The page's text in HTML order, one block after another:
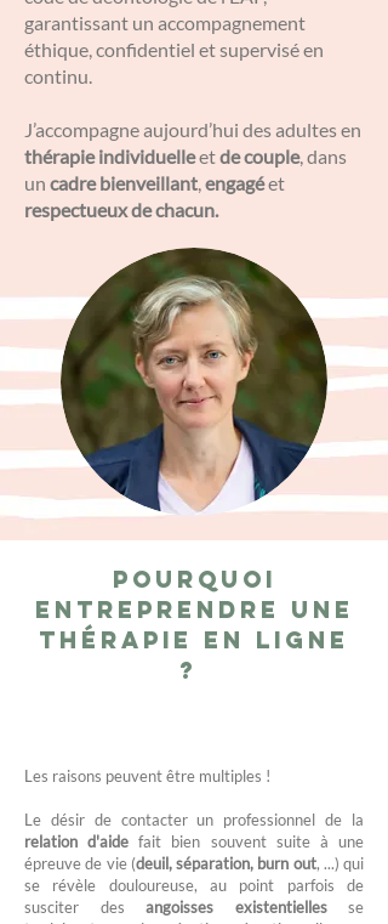
garantissant un accompagnement
éthique, confidentiel et supervisé en
continu.
J’accompagne aujourd’hui des adultes en
thérapie individuelleetde couple, dans
un cadre bienveillant,engagéet
respectueux de chacun.
Pourquoi
entreprendre une
thérapie en ligne
?
Les raisons peuvent être multiples !
Le désir de contacter un professionnel de la
relation d'aide fait bien souvent suite à une
épreuve de vie (deuil, séparation, burn out, ...) qui
se révèle douloureuse, au point parfois de
susciter des angoisses existentiellesse